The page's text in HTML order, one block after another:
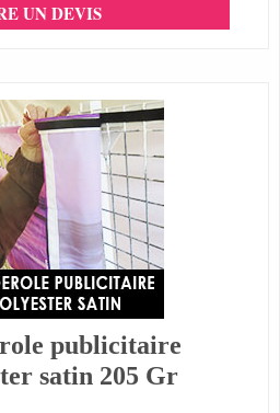
UN DEVIS
publicitaire
satin 205 Gr